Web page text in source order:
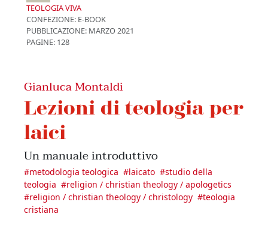
TEOLOGIA VIVA
CONFEZIONE: E-BOOK
PUBBLICAZIONE: MARZO 2021
PAGINE: 128
Gianluca Montaldi
Lezioni di teologia per
laici
Un manuale introduttivo
#metodologia teologica #laicato #studio della
teologia #religion / christian theology / apologetics
#religion / christian theology / christology #teologia
cristiana